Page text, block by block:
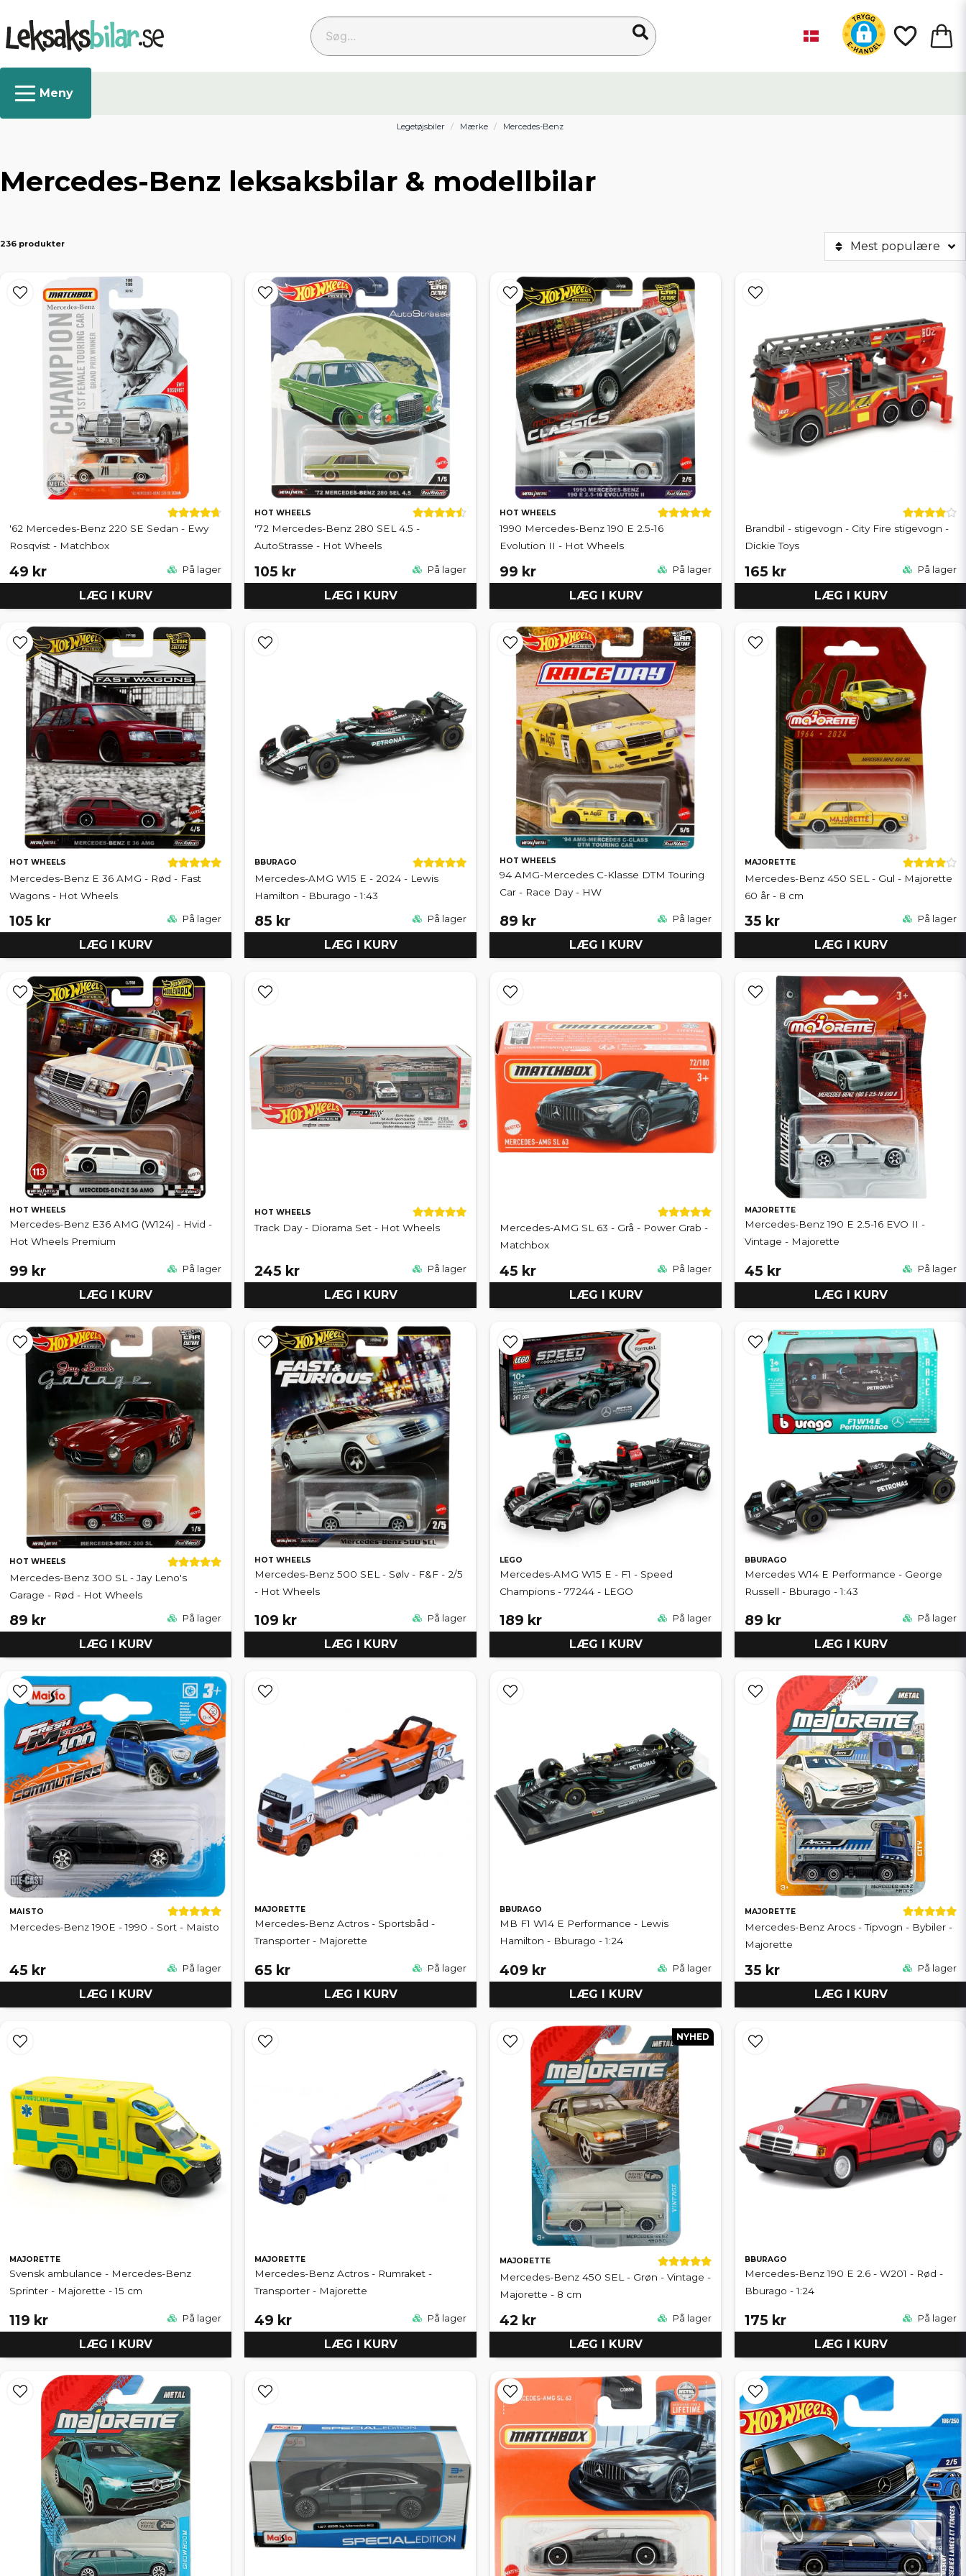
Søg...
Legetøjsbiler Mærke Mercedes-Benz
Mercedes-Benz leksaksbilar & modellbilar
236 produkter Mest populære
'62 Mercedes-Benz 220 SE Sedan - Ewy
Rosqvist - Matchbox
49 kr På lager
LÆG I KURV
HOT WHEELS
'72 Mercedes-Benz 280 SEL 4.5 -
AutoStrasse - Hot Wheels
105 kr På lager
LÆG I KURV
HOT WHEELS
1990 Mercedes-Benz 190 E 2.5-16
Evolution II - Hot Wheels
99 kr På lager
LÆG I KURV
Brandbil - stigevogn - City Fire stigevogn -
Dickie Toys
165 kr På lager
LÆG I KURV
HOT WHEELS
Mercedes-Benz E 36 AMG - Rød - Fast
Wagons - Hot Wheels
105 kr På lager
LÆG I KURV
BBURAGO
Mercedes-AMG W15 E - 2024 - Lewis
Hamilton - Bburago - 1:43
85 kr På lager
LÆG I KURV
HOT WHEELS
94 AMG-Mercedes C-Klasse DTM Touring
Car - Race Day - HW
89 kr På lager
LÆG I KURV
MAJORETTE
Mercedes-Benz 450 SEL - Gul - Majorette
60 år - 8 cm
35 kr På lager
LÆG I KURV
HOT WHEELS
Mercedes-Benz E36 AMG (W124) - Hvid -
Hot Wheels Premium
99 kr På lager
LÆG I KURV
HOT WHEELS
Track Day - Diorama Set - Hot Wheels
245 kr På lager
LÆG I KURV
Mercedes-AMG SL 63 - Grå - Power Grab -
Matchbox
45 kr På lager
LÆG I KURV
MAJORETTE
Mercedes-Benz 190 E 2.5-16 EVO II -
Vintage - Majorette
45 kr På lager
LÆG I KURV
HOT WHEELS
Mercedes-Benz 300 SL - Jay Leno's
Garage - Rød - Hot Wheels
89 kr På lager
LÆG I KURV
HOT WHEELS
Mercedes-Benz 500 SEL - Sølv - F&F - 2/5
- Hot Wheels
109 kr På lager
LÆG I KURV
LEGO
Mercedes-AMG W15 E - F1 - Speed
Champions - 77244 - LEGO
189 kr På lager
LÆG I KURV
BBURAGO
Mercedes W14 E Performance - George
Russell - Bburago - 1:43
89 kr På lager
LÆG I KURV
MAISTO
Mercedes-Benz 190E - 1990 - Sort - Maisto
45 kr På lager
LÆG I KURV
MAJORETTE
Mercedes-Benz Actros - Sportsbåd -
Transporter - Majorette
65 kr På lager
LÆG I KURV
BBURAGO
MB F1 W14 E Performance - Lewis
Hamilton - Bburago - 1:24
409 kr På lager
LÆG I KURV
MAJORETTE
Mercedes-Benz Arocs - Tipvogn - Bybiler -
Majorette
35 kr På lager
LÆG I KURV
MAJORETTE
Svensk ambulance - Mercedes-Benz
Sprinter - Majorette - 15 cm
119 kr På lager
LÆG I KURV
MAJORETTE
Mercedes-Benz Actros - Rumraket -
Transporter - Majorette
49 kr På lager
LÆG I KURV
MAJORETTE
Mercedes-Benz 450 SEL - Grøn - Vintage -
Majorette - 8 cm
42 kr På lager
LÆG I KURV
NYHED
BBURAGO
Mercedes-Benz 190 E 2.6 - W201 - Rød -
Bburago - 1:24
175 kr På lager
LÆG I KURV